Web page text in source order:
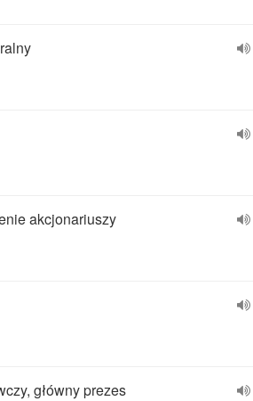
akcjonariuszy
główny prezes